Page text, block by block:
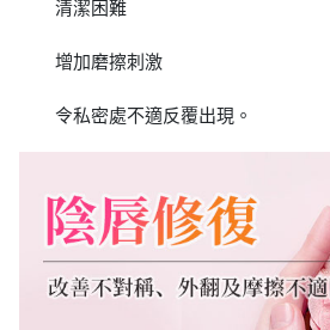
清潔困難
增加磨擦刺激
令私密處不適反覆出現。